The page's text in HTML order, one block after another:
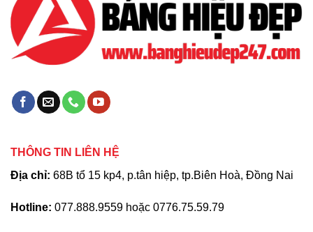
THÔNG TIN LIÊN HỆ
Địa chỉ: 68B tổ 15 kp4, p.tân hiệp, tp.Biên Hoà, Đồng Nai
Hotline: 077.888.9559 hoặc 0776.75.59.79